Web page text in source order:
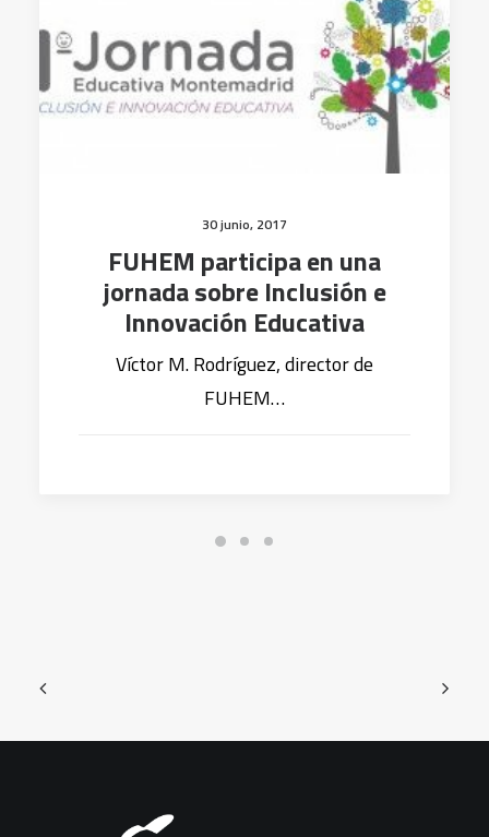
30 junio, 2017
FUHEM participa en una
jornada sobre Inclusión e
Innovación Educativa
Víctor M. Rodríguez, director de
FUHEM…